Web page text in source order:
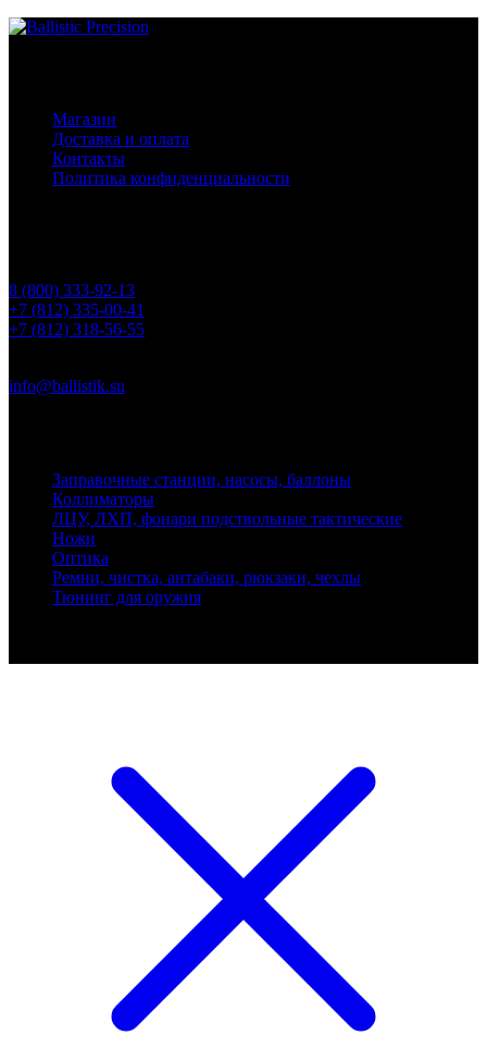
Магазин
Доставка и оплата
Контакты
Политика конфиденциальности
8 (800) 333-92-13
+7 (812) 335-00-41
+7 (812) 318-56-55
info@ballistik.su
Заправочные станции, насосы, баллоны
Коллиматоры
ЛЦУ, ЛХП, фонари подствольные тактические
Ножи
Оптика
Ремни, чистка, антабаки, рюкзаки, чехлы
Тюнинг для оружия